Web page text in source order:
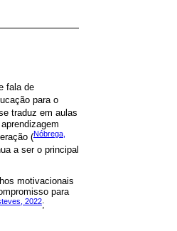
fala de
para o
traduz em aulas
(Nóbrega,
a ser o principal
motivacionais
para
2022;